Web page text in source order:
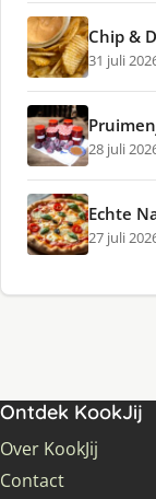
Chip &
31 juli
28 juli
Echte
27 juli
Ontdek KookJij
Over KookJij
Contact